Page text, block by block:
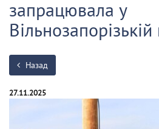
запрацювала у
Назад
27.11.2025